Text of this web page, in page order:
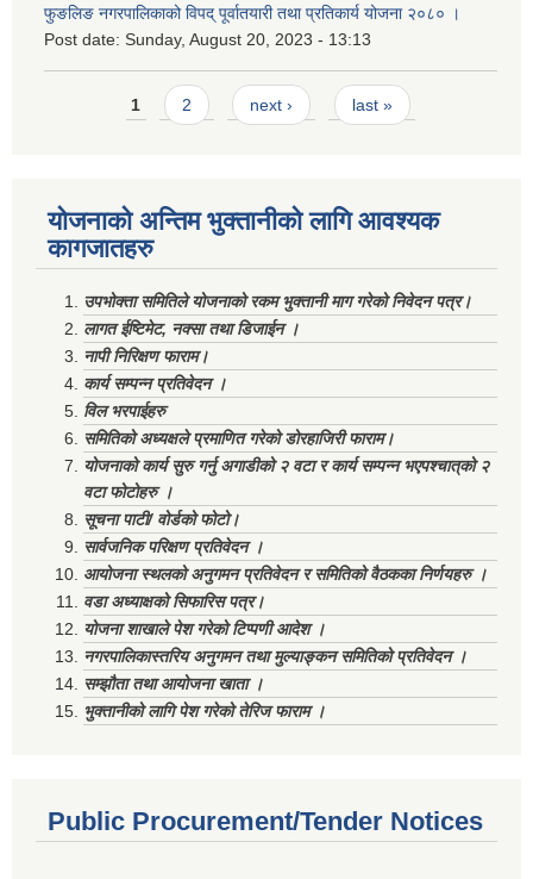
फुङलिङ नगरपालिकाको विपद् पूर्वातयारी तथा प्रतिकार्य योजना २०८० ।
Post date: Sunday, August 20, 2023 - 13:13
Pages1 2 next › last »
योजनाको अन्तिम भुक्तानीको लागि आवश्यक
कागजातहरु
उपभोक्ता समितिले योजनाको रकम भुक्तानी माग गरेको निवेदन पत्र।
लागत ईष्टिमेट, नक्सा तथा डिजाईन ।
नापी निरिक्षण फाराम।
कार्य सम्पन्न प्रतिवेदन ।
विल भरपाईहरु
समितिको अध्यक्षले प्रमाणित गरेको डोरहाजिरी फाराम।
योजनाको कार्य सुरु गर्नु अगाडीको २ वटा र कार्य सम्पन्न भएपश्चात्‌को २
वटा फोटोहरु ।
सूचना पाटी/ वोर्डको फोटो।
सार्वजनिक परिक्षण प्रतिवेदन ।
आयोजना स्थलको अनुगमन प्रतिवेदन र समितिको वैठकका निर्णयहरु ।
वडा अध्याक्षको सिफारिस पत्र।
योजना शाखाले पेश गरेको टिप्पणी आदेश ।
नगरपालिकास्तरिय अनुगमन तथा मुल्याङ्कन समितिको प्रतिवेदन ।
सम्झौता तथा आयोजना खाता ।
भुक्तानीको लागि पेश गरेको तेरिज फाराम ।
Public Procurement/Tender Notices